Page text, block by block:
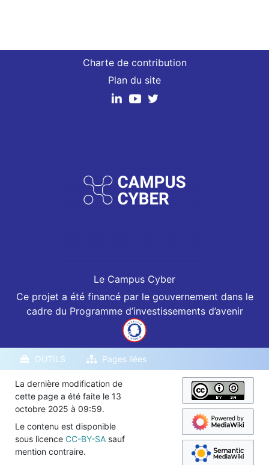
Charte de contribution
Plan du site
Le Campus Cyber
Ce projet a été financé par le gouvernement dans le
cadre du Programme d’investissements d’avenir
OUTILS Pages liées
La dernière modification de
cette page a été faite le 13
octobre 2025 à 09:59.
Le contenu est disponible
sous licence CC-BY-SA sauf
mention contraire.